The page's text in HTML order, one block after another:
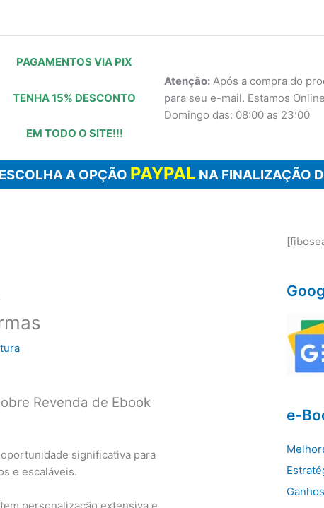
PAGAMENTOS VIA PIX
TENHA 15% DESCONTO
EM TODO O SITE!!!
Atenção: Após a compra do
para seu e-mail. Estamos
Domingo das: 08:00 as 23:00
A OPÇÃO PAYPAL NA FINALIZAÇÃO
Revenda de Ebook
significativa para
e escaláveis.
e-